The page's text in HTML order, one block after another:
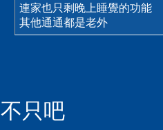
連家也只剩晚上睡覺的功能
其他通通都是老外
不只吧